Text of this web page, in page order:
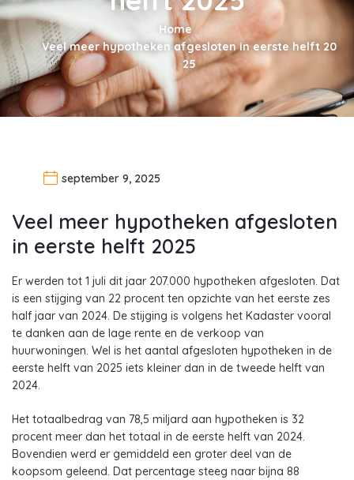
Home
Veel meer hypotheken afgesloten in eerste helft 20
25
september 9, 2025
Veel meer hypotheken afgesloten
in eerste helft 2025
Er werden tot 1 juli dit jaar 207.000 hypotheken afgesloten. Dat
is een stijging van 22 procent ten opzichte van het eerste zes
half jaar van 2024. De stijging is volgens het Kadaster vooral
te danken aan de lage rente en de verkoop van
huurwoningen. Wel is het aantal afgesloten hypotheken in de
eerste helft van 2025 iets kleiner dan in de tweede helft van
2024.
Het totaalbedrag van 78,5 miljard aan hypotheken is 32
procent meer dan het totaal in de eerste helft van 2024.
Bovendien werd er gemiddeld een groter deel van de
koopsom geleend. Dat percentage steeg naar bijna 88